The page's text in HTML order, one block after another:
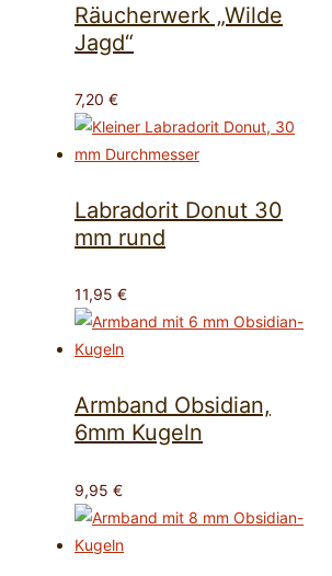
Räucherwerk „Wilde
Jagd“
7,20 €
Labradorit Donut 30
mm rund
11,95 €
Armband Obsidian,
6mm Kugeln
9,95 €